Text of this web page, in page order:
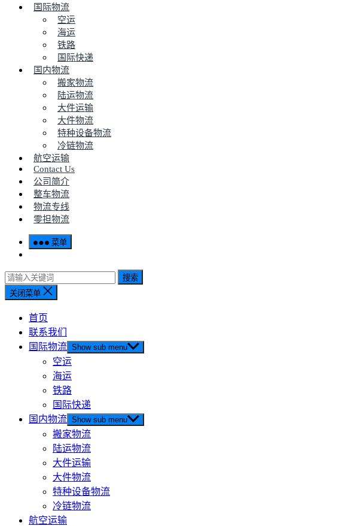
国际物流
空运
海运
铁路
国际快递
国内物流
搬家物流
陆运物流
大件运输
大件物流
特种设备物流
冷链物流
航空运输
Contact Us
公司简介
整车物流
物流专线
零担物流
菜单
搜索
关闭菜单
首页
联系我们
国际物流 Show sub menu
空运
海运
铁路
国际快递
国内物流 Show sub menu
搬家物流
陆运物流
大件运输
大件物流
特种设备物流
冷链物流
航空运输